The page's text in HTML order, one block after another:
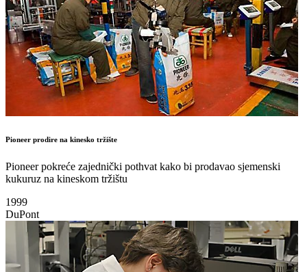
Pioneer prodire na kinesko tržište
Pioneer pokreće zajednički pothvat kako bi prodavao sjemenski
kukuruz na kineskom tržištu
1999
DuPont